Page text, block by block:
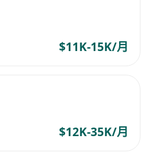
$11K-15K/月
$12K-35K/月